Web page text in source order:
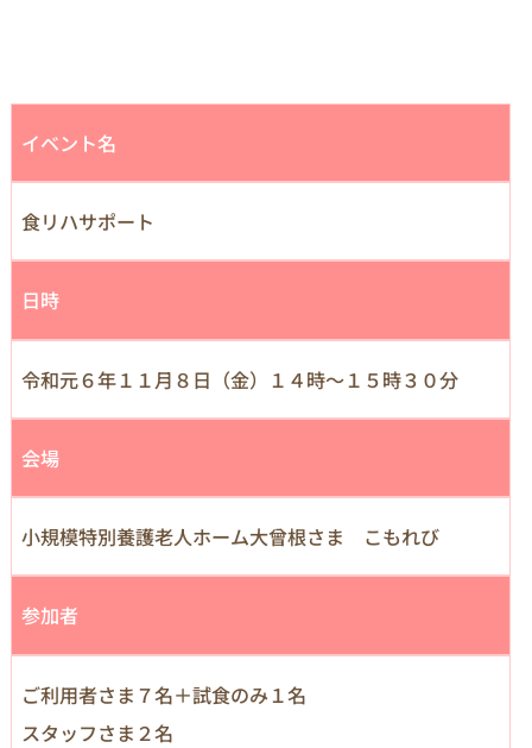
イベント名
食リハサポート
日時
令和元６年１１月８日（金）１４時～１５時３０分
会場
小規模特別養護老人ホーム大曾根さま こもれび
参加者
ご利用者さま７名＋試食のみ１名
スタッフさま２名